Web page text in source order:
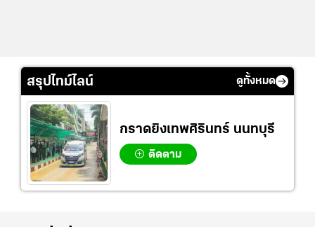
สรุปไทม์ไลน์ ดูทั้งหมด
กราดยิงเทพศิรินทร์ นนทบุรี
ติดตาม